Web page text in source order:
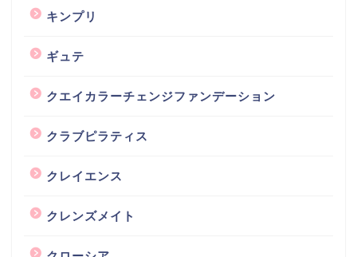
キンプリ
ギュテ
クエイカラーチェンジファンデーション
クラブピラティス
クレイエンス
クレンズメイト